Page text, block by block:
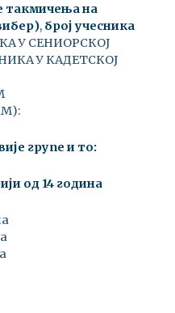
такмичења на
, број учесника
У СЕНИОРСКОЈ
У КАДЕТСКОЈ
групе и то:
од 14 година